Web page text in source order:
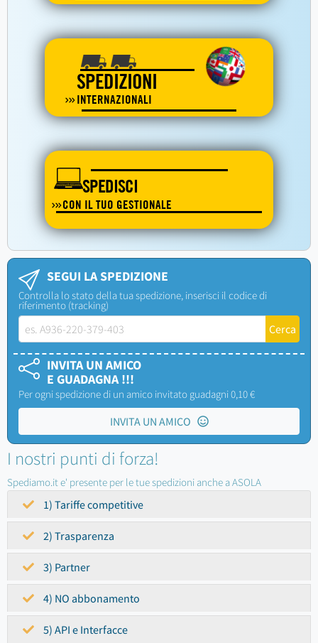
SPEDIZIONI
INTERNAZIONALI
SPEDISCI
CON IL TUO GESTIONALE
SEGUI LA SPEDIZIONE
Controlla lo stato della tua spedizione, inserisci il codice di
riferimento (tracking)
INVITA UN AMICO
E GUADAGNA !!!
Per ogni spedizione di un amico invitato guadagni 0,10 €
INVITA UN AMICO
I nostri punti di forza!
Spediamo.it e' presente per le tue spedizioni anche a ASOLA
1) Tariffe competitive
2) Trasparenza
3) Partner
4) NO abbonamento
5) API e Interfacce